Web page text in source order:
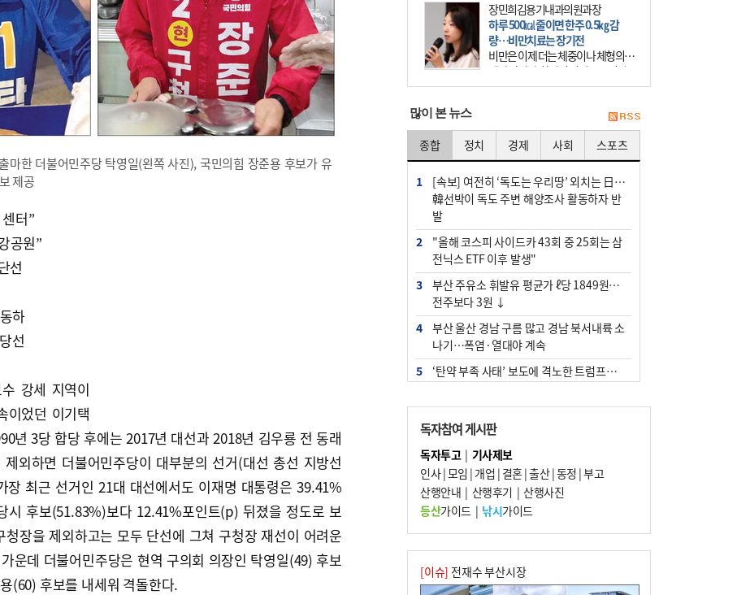
마한 더불어민주당 탁영일(왼쪽 사진), 국민의힘 장준용 후보가 유
제공
터”
공원”
선
하
선
강세 지역이
이었던 이기택
년 3당 합당 후에는 2017년 대선과 2018년 김우룡 전 동래
외하면 더불어민주당이 대부분의 선거(대선 총선 지방선
장 최근 선거인 21대 대선에서도 이재명 대통령은 39.41%
시 후보(51.83%)보다 12.41%포인트(p) 뒤졌을 정도로 보
장을 제외하고는 모두 단선에 그쳐 구청장 재선이 어려운
운데 더불어민주당은 현역 구의회 의장인 탁영일(49) 후보
(60) 후보를 내세워 격돌한다.
장민희김용기내과의원과장
하루 500㎉ 줄이면 한주 0.5㎏ 감
량…비만치료는 장기전
비만은 이제 더는 체중이나 체형의 문
제가 아니다. 하나의 질병으로 인지
하고 치료와 관리를 해야 한다. 세계
많이 본 뉴스
종합 정치 경제 사회 스포츠
1
[속보] 여전히 ‘독도는 우리땅’ 외치는 日…
韓선박이 독도 주변 해양조사 활동하자 반
발
2
"올해 코스피 사이드카 43회 중 25회는 삼
전닉스 ETF 이후 발생"
3
부산 주유소 휘발유 평균가 ℓ당 1849원…
전주보다 3원 ↓
4
부산 울산 경남 구름 많고 경남 북서내륙 소
나기…폭염·열대야 계속
5
‘탄약 부족 사태’ 보도에 격노한 트럼프…
물선 적발
7
[2026 부산청소년극지체험탐험대 현장르
포] 2회 : 하늘에서 만난 얼음의 나라
8
입추 지났지만 푹푹 찐다…온열질환자 10
년 만에 3배
10 경위 이하 경찰 하위직 ‘중수청 러시’ 전
망…檢 기피와 대조
독자참여 게시판
독자투고| 기사제보
인사|모임 | 개업 | 결혼|출산|동정 |부고
산행안내 | 산행후기 | 산행사진
등산가이드| 낚시가이드
[이슈] 전재수 부산시장